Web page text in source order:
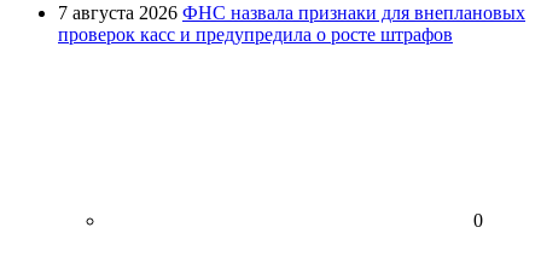
7 августа 2026 ФНС назвала признаки для внеплановых
проверок касс и предупредила о росте штрафов
0